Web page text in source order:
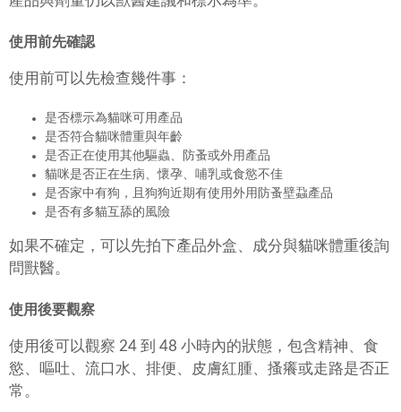
使用前先確認
使用前可以先檢查幾件事：
是否標示為貓咪可用產品
是否符合貓咪體重與年齡
是否正在使用其他驅蟲、防蚤或外用產品
貓咪是否正在生病、懷孕、哺乳或食慾不佳
是否家中有狗，且狗狗近期有使用外用防蚤壁蝨產品
是否有多貓互舔的風險
如果不確定，可以先拍下產品外盒、成分與貓咪體重後詢
問獸醫。
使用後要觀察
使用後可以觀察 24 到 48 小時內的狀態，包含精神、食
慾、嘔吐、流口水、排便、皮膚紅腫、搔癢或走路是否正
常。